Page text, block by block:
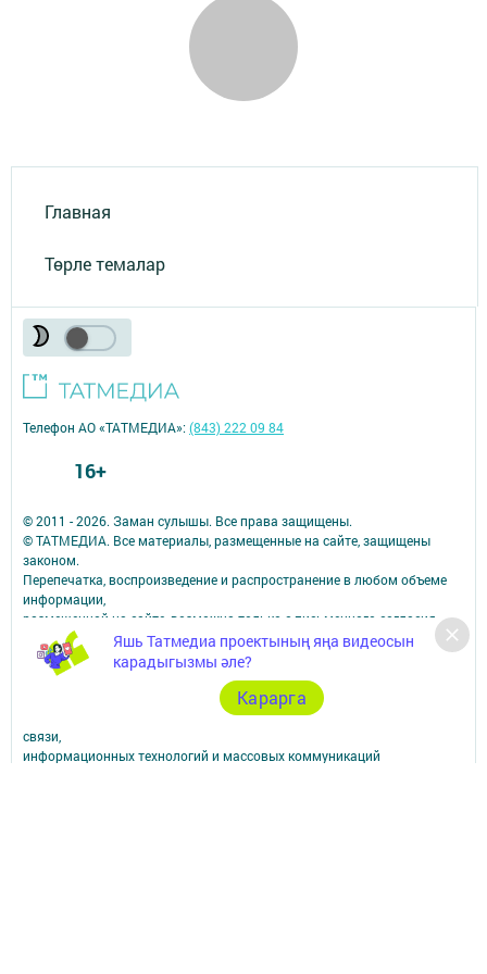
Главная
Төрле темалар
Яшь Татмедиа проектының яңа видеосын
карадыгызмы әле?
Карарга
© 2011 - 2026. Заман сулышы. Все права защищены.
© ТАТМЕДИА. Все материалы, размещенные на сайте, защищены
законом.
Перепечатка, воспроизведение и распространение в любом объеме
информации,
размещенной на сайте, возможна только с письменного согласия
редакций СМИ.
При поддержке Республиканского агентства по печати и массовым
коммуникациям.
Наименование СМИ: Заман сулышы ( Дыхание времени)
СМИ зарегистрировано Федеральной службой по надзору в сфере
связи,
информационных технологий и массовых коммуникаций
Телефон АО «ТАТМЕДИА»:(843) 222 09 84
16+